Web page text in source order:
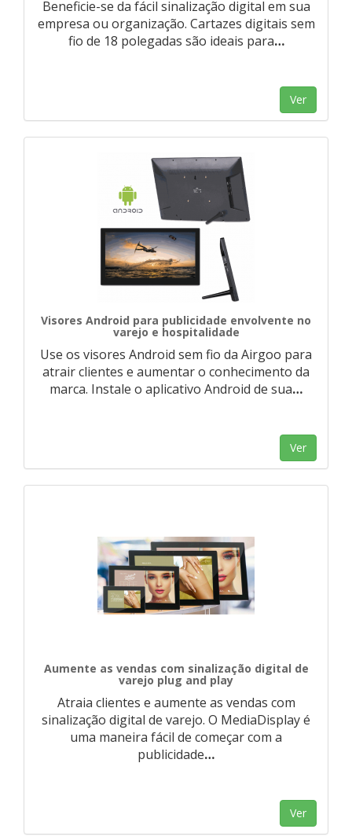
Beneficie-se da fácil sinalização digital em sua
empresa ou organização. Cartazes digitais sem
fio de 18 polegadas são ideais para…
Ver
Visores Android para publicidade envolvente no
varejo e hospitalidade
Use os visores Android sem fio da Airgoo para
atrair clientes e aumentar o conhecimento da
marca. Instale o aplicativo Android de sua…
Ver
Aumente as vendas com sinalização digital de
varejo plug and play
Atraia clientes e aumente as vendas com
sinalização digital de varejo. O MediaDisplay é
uma maneira fácil de começar com a
publicidade…
Ver